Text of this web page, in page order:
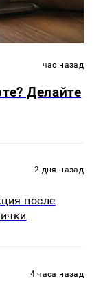
час назад
Делайте
2 дня назад
после
4 часа назад